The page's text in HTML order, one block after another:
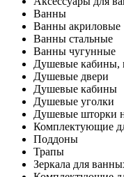
Ванны
Ванны акриловые
Ванны стальные
Ванны чугунные
Душевые кабины,
Душевые двери
Душевые кабины
Душевые уголки
Душевые шторки
Комплектующие
Поддоны
Трапы
Зеркала для